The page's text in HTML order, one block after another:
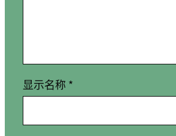
显示名称 *